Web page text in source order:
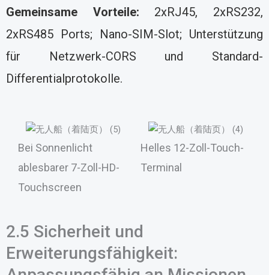
Gemeinsame Vorteile: 2xRJ45, 2xRS232,
2xRS485 Ports; Nano-SIM-Slot; Unterstützung
für Netzwerk-CORS und Standard-
Differentialprotokolle.
Helles 12-Zoll-Touch-
Terminal
Bei Sonnenlicht
ablesbarer 7-Zoll-HD-
Touchscreen
2.5 Sicherheit und
Erweiterungsfähigkeit: